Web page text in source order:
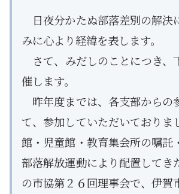
日夜分かたぬ部落差別の解決
みに心より経緯を表します。
さて、みだしのことにつき、
催します。
昨年度までは、各支部からの
て、参加していただいておりま
館・児童館・教育集会所の嘱託
部落解放運動により配置してき
の市協第２６回理事会で、伊賀